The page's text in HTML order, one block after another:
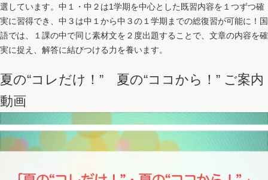
選しています。中１・中２は1学期を中心とした既習内容を１つずつ確
実に習得でき、中３は中１から中３の１学期までの総復習が可能に！国
語では、１課の中で同じ素材文を２度出題することで、文章の内容を確
実に捉え、解答に結びつける力を養います。
夏の“コレだけ！” 夏の“ココから！” ご案内
動画